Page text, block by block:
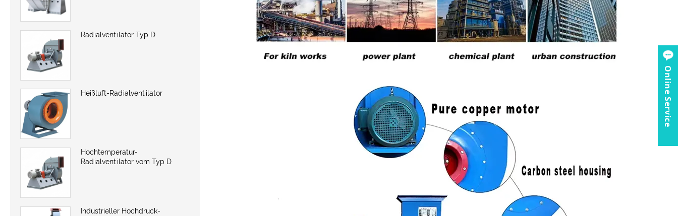
Radialventilator Typ D
Heißluft-Radialventilator
Hochtemperatur-
Radialventilator vom Typ D
Industrieller Hochdruck-
Online Service